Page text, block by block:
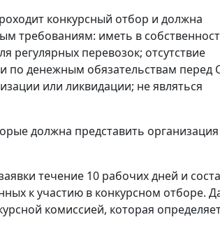
конкурсный отбор и должна
требованиям: иметь в
регулярных перевозок; отсутствие
по денежным обязательствам перед
или ликвидации; не являться
должна представить организация
течение 10 рабочих дней и
к участию в конкурсном отборе.
комиссией, которая